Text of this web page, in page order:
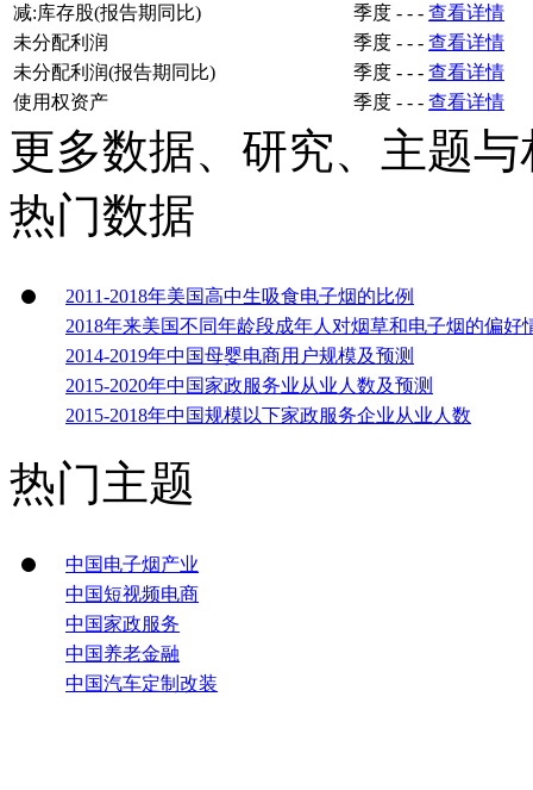
减:库存股(报告期同比)
季度 - - - 查看详情
未分配利润
季度 - - - 查看详情
未分配利润(报告期同比)
季度 - - - 查看详情
使用权资产
季度 - - - 查看详情
更多数据、研究、主题
热门数据
2011-2018年美国高中生吸食电子烟的比例
2018年来美国不同年龄段成年人对烟草和电子烟的偏好
2014-2019年中国母婴电商用户规模及预测
2015-2020年中国家政服务业从业人数及预测
2015-2018年中国规模以下家政服务企业从业人数
热门主题
中国电子烟产业
中国短视频电商
中国家政服务
中国养老金融
中国汽车定制改装